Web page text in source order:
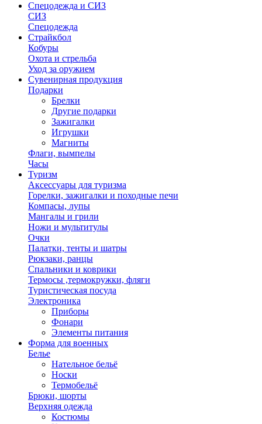
Спецодежда и СИЗ
СИЗ
Спецодежда
Страйкбол
Кобуры
Охота и стрельба
Уход за оружием
Сувенирная продукция
Подарки
Брелки
Другие подарки
Зажигалки
Игрушки
Магниты
Флаги, вымпелы
Часы
Туризм
Аксессуары для туризма
Горелки, зажигалки и походные печи
Компасы, лупы
Мангалы и грили
Ножи и мультитулы
Очки
Палатки, тенты и шатры
Рюкзаки, ранцы
Спальники и коврики
Термосы ,термокружки, фляги
Туристическая посуда
Электроника
Приборы
Фонари
Элементы питания
Форма для военных
Белье
Нательное бельё
Носки
Термобельё
Брюки, шорты
Верхняя одежда
Костюмы